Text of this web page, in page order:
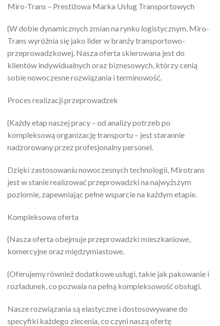
Miro-Trans – Prestiżowa Marka Usług Transportowych
{W dobie dynamicznych zmian na rynku logistycznym, Miro-
Trans wyróżnia się jako lider w branży transportowo-
przeprowadzkowej. Nasza oferta skierowana jest do
klientów indywidualnych oraz biznesowych, którzy cenią
sobie nowoczesne rozwiązania i terminowość.
Proces realizacji przeprowadzek
{Każdy etap naszej pracy – od analizy potrzeb po
kompleksową organizację transportu – jest starannie
nadzorowany przez profesjonalny personel.
Dzięki zastosowaniu nowoczesnych technologii, Mirotrans
jest w stanie realizować przeprowadzki na najwyższym
poziomie, zapewniając pełne wsparcie na każdym etapie.
Kompleksowa oferta
{Nasza oferta obejmuje przeprowadzki mieszkaniowe,
komercyjne oraz międzymiastowe.
{Oferujemy również dodatkowe usługi, takie jak pakowanie i
rozładunek, co pozwala na pełną kompleksowość obsługi.
Nasze rozwiązania są elastyczne i dostosowywane do
specyfiki każdego zlecenia, co czyni naszą ofertę